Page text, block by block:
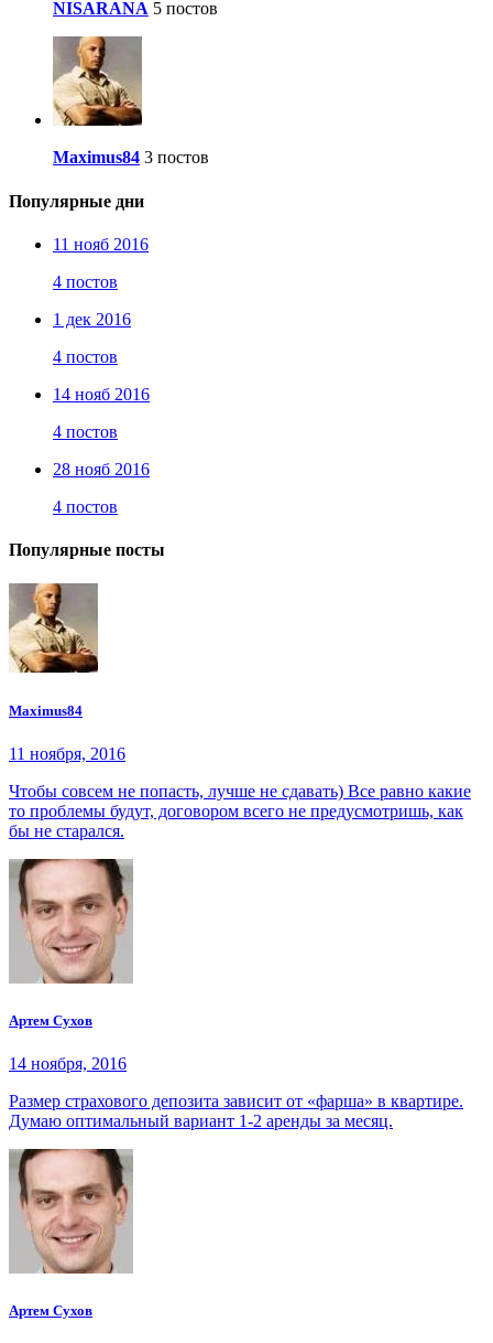
NISARANA 5 постов
Maximus84 3 постов
Популярные дни
11 нояб 2016
4 постов
1 дек 2016
4 постов
14 нояб 2016
4 постов
28 нояб 2016
4 постов
Популярные посты
Maximus84
11 ноября, 2016
Чтобы совсем не попасть, лучше не сдавать) Все равно какие
то проблемы будут, договором всего не предусмотришь, как
бы не старался.
Артем Сухов
14 ноября, 2016
Размер страхового депозита зависит от «фарша» в квартире.
Думаю оптимальный вариант 1-2 аренды за месяц.
Артем Сухов